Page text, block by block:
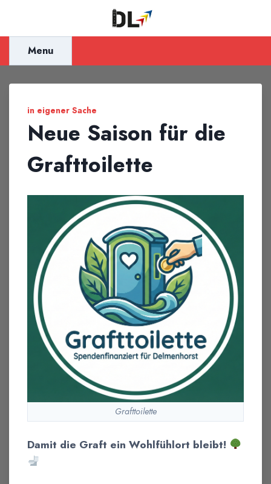
Menu
in eigener Sache
Neue Saison für die
Grafttoilette
Grafttoilette
Damit die Graft ein Wohlfühlort bleibt!